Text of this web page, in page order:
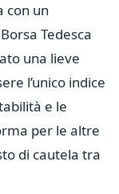
con un
Tedesca
una lieve
l’unico indice
e le
per le altre
di cautela tra